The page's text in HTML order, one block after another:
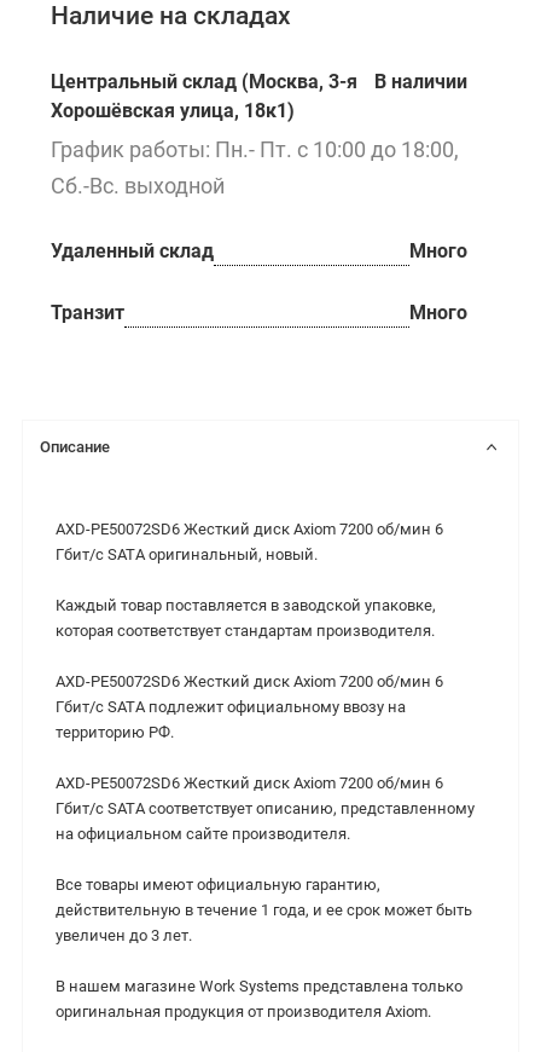
Наличие на складах
Центральный склад (Москва, 3-я
Хорошёвская улица, 18к1)
В наличии
График работы: Пн.- Пт. с 10:00 до 18:00,
Сб.-Вс. выходной
Удаленный склад Много
Транзит Много
Описание
AXD-PE50072SD6 Жесткий диск Axiom 7200 об/мин 6
Гбит/с SATA оригинальный, новый.
Каждый товар поставляется в заводской упаковке,
которая соответствует стандартам производителя.
AXD-PE50072SD6 Жесткий диск Axiom 7200 об/мин 6
Гбит/с SATA подлежит официальному ввозу на
территорию РФ.
AXD-PE50072SD6 Жесткий диск Axiom 7200 об/мин 6
Гбит/с SATA соответствует описанию, представленному
на официальном сайте производителя.
Все товары имеют официальную гарантию,
действительную в течение 1 года, и ее срок может быть
увеличен до 3 лет.
В нашем магазине Work Systems представлена только
оригинальная продукция от производителя Axiom.